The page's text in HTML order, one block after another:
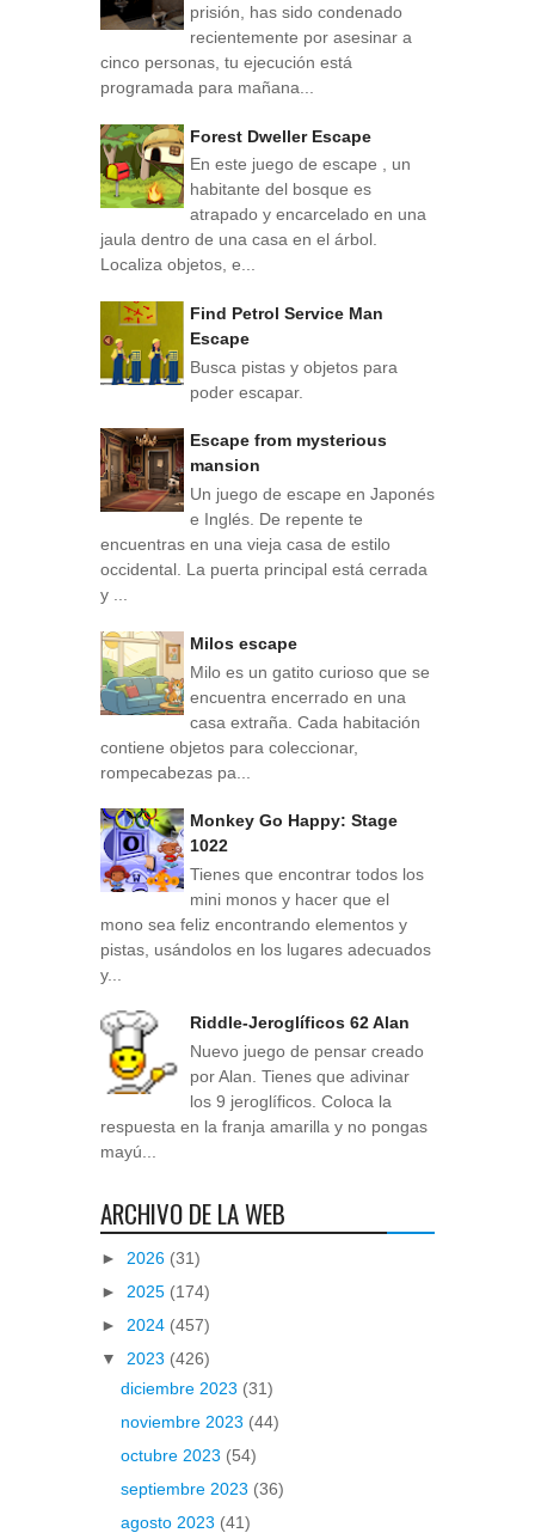
prisión, has sido condenado
recientemente por asesinar a
cinco personas, tu ejecución está
programada para mañana...
Forest Dweller Escape
En este juego de escape , un
habitante del bosque es
atrapado y encarcelado en una
jaula dentro de una casa en el árbol.
Localiza objetos, e...
Find Petrol Service Man
Escape
Busca pistas y objetos para
poder escapar.
Escape from mysterious
mansion
Un juego de escape en Japonés
e Inglés. De repente te
encuentras en una vieja casa de estilo
occidental. La puerta principal está cerrada
y ...
Milos escape
Milo es un gatito curioso que se
encuentra encerrado en una
casa extraña. Cada habitación
contiene objetos para coleccionar,
rompecabezas pa...
Monkey Go Happy: Stage
1022
Tienes que encontrar todos los
mini monos y hacer que el
mono sea feliz encontrando elementos y
pistas, usándolos en los lugares adecuados
y...
Riddle-Jeroglíficos 62 Alan
Nuevo juego de pensar creado
por Alan. Tienes que adivinar
los 9 jeroglíficos. Coloca la
respuesta en la franja amarilla y no pongas
mayú...
ARCHIVO DE LA WEB
► 2026 (31)
► 2025 (174)
► 2024 (457)
▼ 2023 (426)
diciembre 2023 (31)
noviembre 2023 (44)
octubre 2023 (54)
septiembre 2023 (36)
agosto 2023 (41)